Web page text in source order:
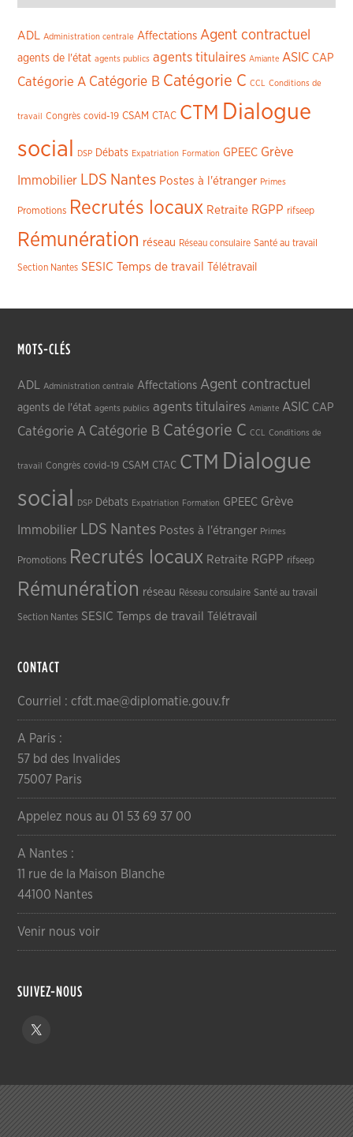
ADL Administration centrale Affectations Agent contractuel
agents de l'état agents publics agents titulaires Amiante ASIC CAP
Catégorie A Catégorie B Catégorie C CCL Conditions de
travail Congrès covid-19 CSAM CTAC CTM Dialogue
social
DSP Débats Expatriation Formation GPEEC Grève
Immobilier LDS Nantes Postes à l'étranger Primes
Promotions Recrutés locaux Retraite RGPP rifseep
Rémunération réseau Réseau consulaire Santé au travail
Section Nantes SESIC Temps de travail Télétravail
MOTS-CLÉS
ADL Administration centrale Affectations Agent contractuel
agents de l'état agents publics agents titulaires Amiante ASIC CAP
Catégorie A Catégorie B Catégorie C CCL Conditions de
travail Congrès covid-19 CSAM CTAC CTM Dialogue
social
DSP Débats Expatriation Formation GPEEC Grève
Immobilier LDS Nantes Postes à l'étranger Primes
Promotions Recrutés locaux Retraite RGPP rifseep
Rémunération réseau Réseau consulaire Santé au travail
Section Nantes SESIC Temps de travail Télétravail
CONTACT
Courriel : cfdt.mae@diplomatie.gouv.fr
A Paris :
57 bd des Invalides
75007 Paris
Appelez nous au 01 53 69 37 00
A Nantes :
11 rue de la Maison Blanche
44100 Nantes
Venir nous voir
SUIVEZ-NOUS